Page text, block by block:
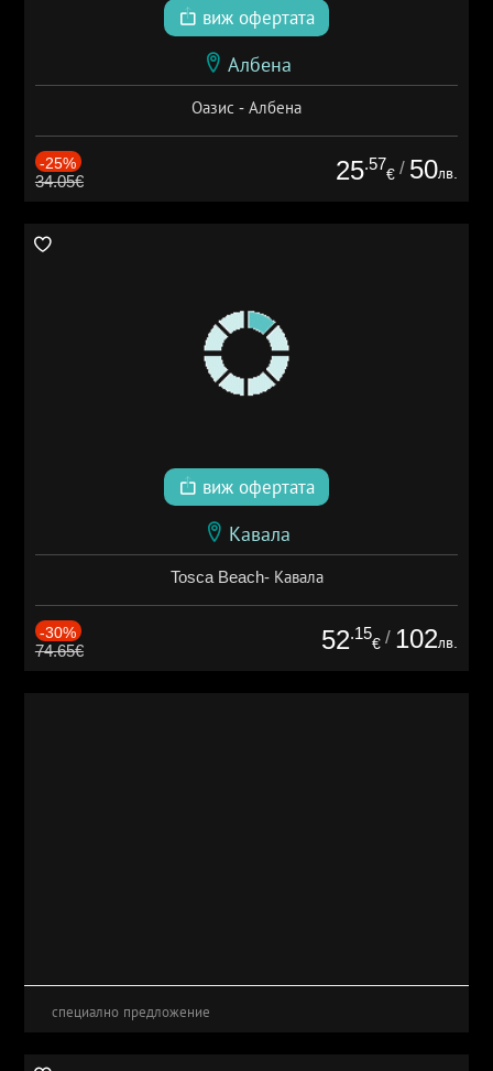
виж офертата
Албена
Оазис - Албена
-25%
34.05€ 25.57
€ / 50лв.
виж офертата
Кавала
Tosca Beach- Кавала
-30%
74.65€ 52.15
€ / 102лв.
специално предложение